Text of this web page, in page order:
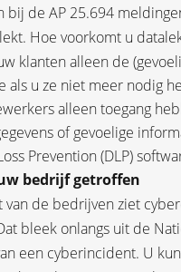
bij de AP 25.694
Hoe voorkomt u
klanten alleen de
als u ze niet meer nodig
alleen toegang
of gevoelige
Prevention (DLP)
bedrijf getroffen
de bedrijven ziet
bleek onlangs uit de
een cyberincident. U